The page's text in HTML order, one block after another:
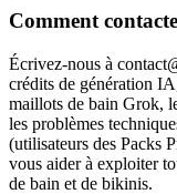
Comment
Écrivez-nous à
crédits de génération
maillots de bain Grok,
les problèmes
(utilisateurs des Packs
vous aider à exploiter
de bain et de bikinis.